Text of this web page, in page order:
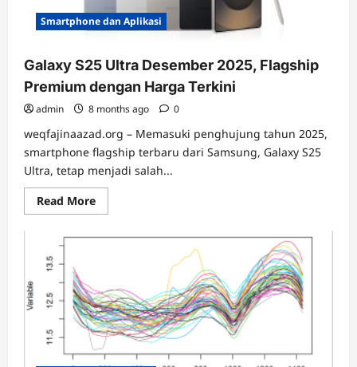
Smartphone dan Aplikasi
Galaxy S25 Ultra Desember 2025, Flagship
Premium dengan Harga Terkini
admin 8 months ago 0
weqfajinaazad.org – Memasuki penghujung tahun 2025,
smartphone flagship terbaru dari Samsung, Galaxy S25
Ultra, tetap menjadi salah...
Read MoreRead
more
Galaxy
Flagship
Premium
dengan
Harga
Terkini